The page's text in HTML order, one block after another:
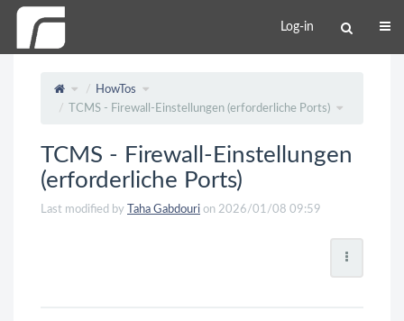
Log-in
HowTos
TCMS - Firewall-Einstellungen (erforderliche Ports)
TCMS - Firewall-Einstellungen
(erforderliche Ports)
Last modified by Taha Gabdouri on 2026/01/08 09:59